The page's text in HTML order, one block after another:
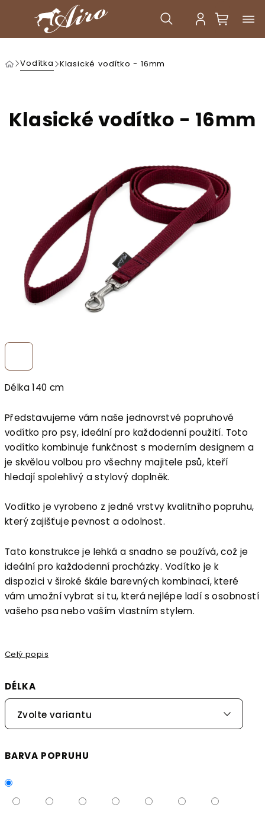
HledatPřihlášení
Nákupní
domů
/ vodítka / klasické vodítko - 16mm
Délka 140 cm
Představujeme vám naše jednovrstvé popruhové
vodítko pro psy, ideální pro každodenní použití. Toto
vodítko kombinuje funkčnost s moderním designem a
je skvělou volbou pro všechny majitele psů, kteří
hledají spolehlivý a stylový doplněk.
Vodítko je vyrobeno z jedné vrstvy kvalitního popruhu,
který zajišťuje pevnost a odolnost.
Tato konstrukce je lehká a snadno se používá, což je
ideální pro každodenní procházky. Vodítko je k
dispozici v široké škále barevných kombinací, které
vám umožní vybrat si tu, která nejlépe ladí s osobností
vašeho psa nebo vaším vlastním stylem.
Celý popis
DÉLKA
Zvolte variantu
BARVA POPRUHU
Klasické vodítko - 16mm